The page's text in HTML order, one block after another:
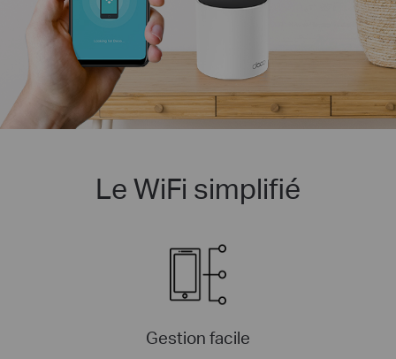
Le WiFi simplifié
Gestion facile